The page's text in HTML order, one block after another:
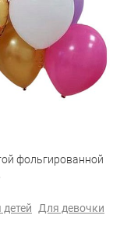
фольгированной
Для девочки